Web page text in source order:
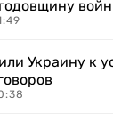
Украину к